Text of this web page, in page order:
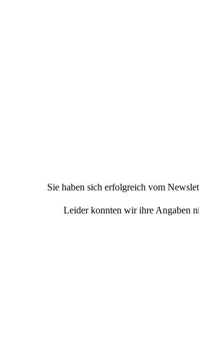
Sie haben sich erfolgreich vom
Leider konnten wir ihre Angaben